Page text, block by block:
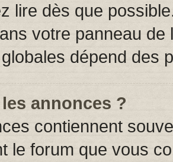
lire dès que
votre panneau de
dépend des
annonces ?
contiennent
le forum que vous